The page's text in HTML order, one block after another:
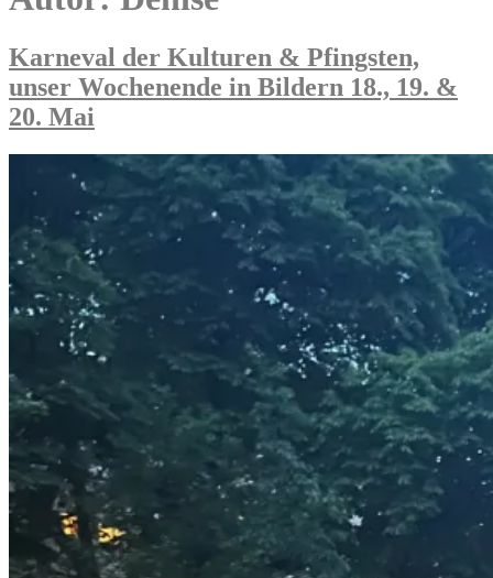
Karneval der Kulturen & Pfingsten,
unser Wochenende in Bildern 18., 19. &
20. Mai